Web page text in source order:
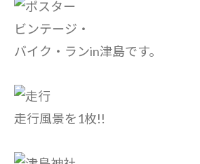
ビンテージ・
バイク・ランin津島です。
走行風景を1枚!!